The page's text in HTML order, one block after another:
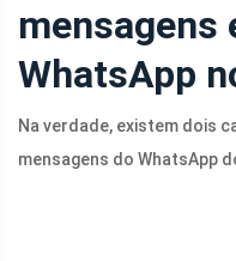
mensagens
WhatsApp
Na verdade, existem dois
mensagens do WhatsApp